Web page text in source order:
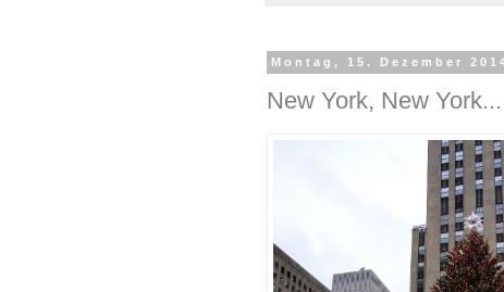
Montag, 15. Dezember
New York, New York...